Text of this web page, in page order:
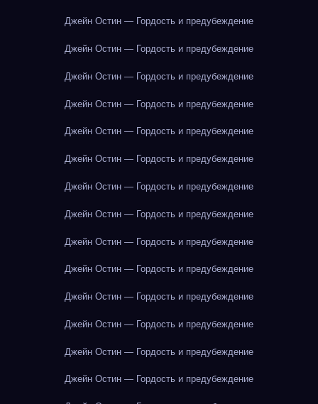
Джейн Остин — Гордость и предубеждение
Джейн Остин — Гордость и предубеждение
Джейн Остин — Гордость и предубеждение
Джейн Остин — Гордость и предубеждение
Джейн Остин — Гордость и предубеждение
Джейн Остин — Гордость и предубеждение
Джейн Остин — Гордость и предубеждение
Джейн Остин — Гордость и предубеждение
Джейн Остин — Гордость и предубеждение
Джейн Остин — Гордость и предубеждение
Джейн Остин — Гордость и предубеждение
Джейн Остин — Гордость и предубеждение
Джейн Остин — Гордость и предубеждение
Джейн Остин — Гордость и предубеждение